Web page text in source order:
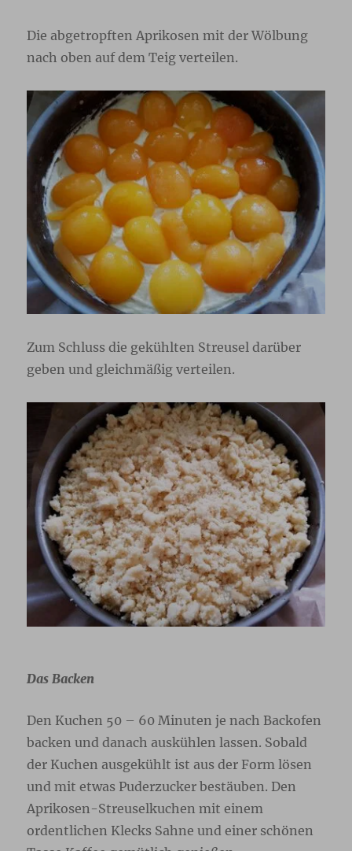
Die abgetropften Aprikosen mit der Wölbung
nach oben auf dem Teig verteilen.
Zum Schluss die gekühlten Streusel darüber
geben und gleichmäßig verteilen.
Das Backen
Den Kuchen 50 – 60 Minuten je nach Backofen
backen und danach auskühlen lassen. Sobald
der Kuchen ausgekühlt ist aus der Form lösen
und mit etwas Puderzucker bestäuben. Den
Aprikosen-Streuselkuchen mit einem
ordentlichen Klecks Sahne und einer schönen